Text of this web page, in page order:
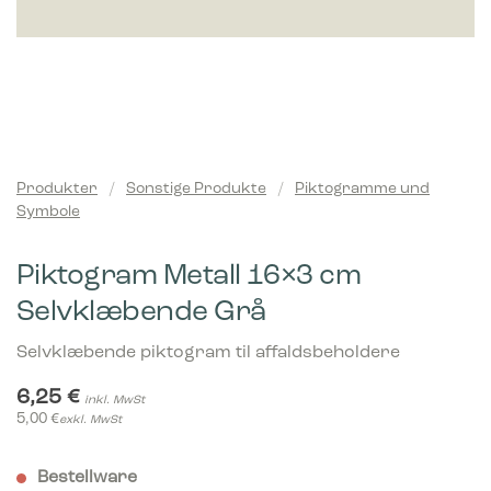
Produkter / Sonstige Produkte /
Piktogramme und
Symbole
Piktogram Metall 16×3 cm
Selvklæbende Grå
Selvklæbende piktogram til affaldsbeholdere
6,25 € inkl. MwSt
5,00 €exkl. MwSt
Bestellware